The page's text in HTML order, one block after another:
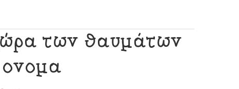
των θαυμάτων
όνομα